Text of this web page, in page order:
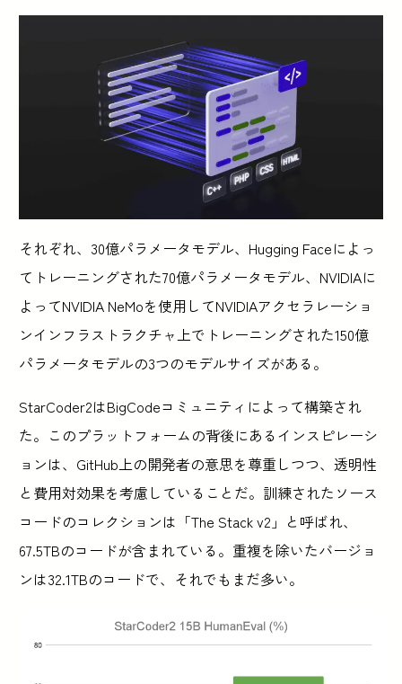
それぞれ、30億パラメータモデル、Hugging Faceによっ
てトレーニングされた70億パラメータモデル、NVIDIAに
よってNVIDIA NeMoを使用してNVIDIAアクセラレーショ
ンインフラストラクチャ上でトレーニングされた150億
パラメータモデルの3つのモデルサイズがある。
StarCoder2はBigCodeコミュニティによって構築され
た。このプラットフォームの背後にあるインスピレーシ
ョンは、GitHub上の開発者の意思を尊重しつつ、透明性
と費用対効果を考慮していることだ。訓練されたソース
コードのコレクションは「The Stack v2」と呼ばれ、
67.5TBのコードが含まれている。重複を除いたバージョ
ンは32.1TBのコードで、それでもまだ多い。